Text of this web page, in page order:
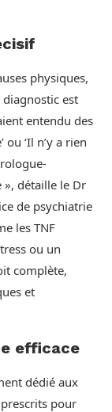
physiques,
diagnostic est
entendu des
ou ‘Il n’y a rien
», détaille le Dr
de psychiatrie
les TNF
ou un
complète,
et
efficace
dédié aux
pour